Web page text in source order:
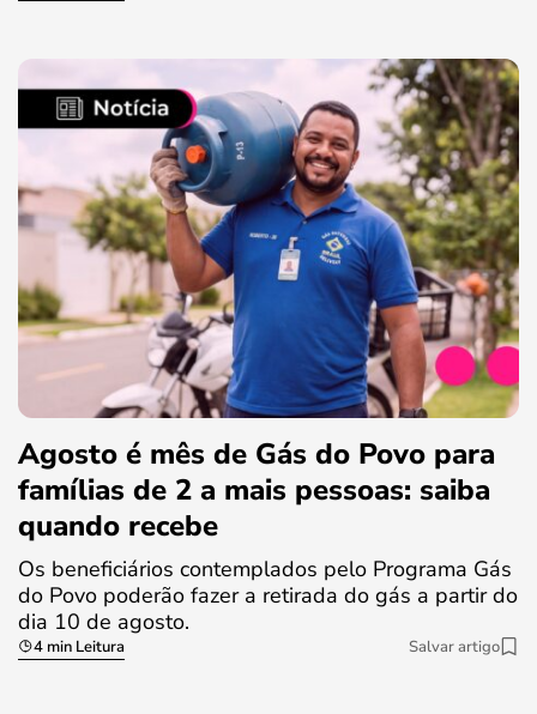
Agosto é mês de Gás do Povo para
famílias de 2 a mais pessoas: saiba
quando recebe
Os beneficiários contemplados pelo Programa Gás
do Povo poderão fazer a retirada do gás a partir do
dia 10 de agosto.
4 min Leitura Salvar artigo